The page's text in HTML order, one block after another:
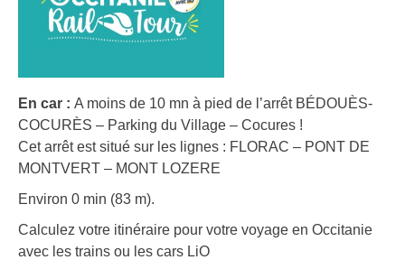
En car : A moins de 10 mn à pied de l’arrêt BÉDOUÈS-
COCURÈS – Parking du Village – Cocures !
Cet arrêt est situé sur les lignes : FLORAC – PONT DE
MONTVERT – MONT LOZERE
Environ 0 min (83 m).
Calculez votre itinéraire pour votre voyage en Occitanie
avec les trains ou les cars LiO